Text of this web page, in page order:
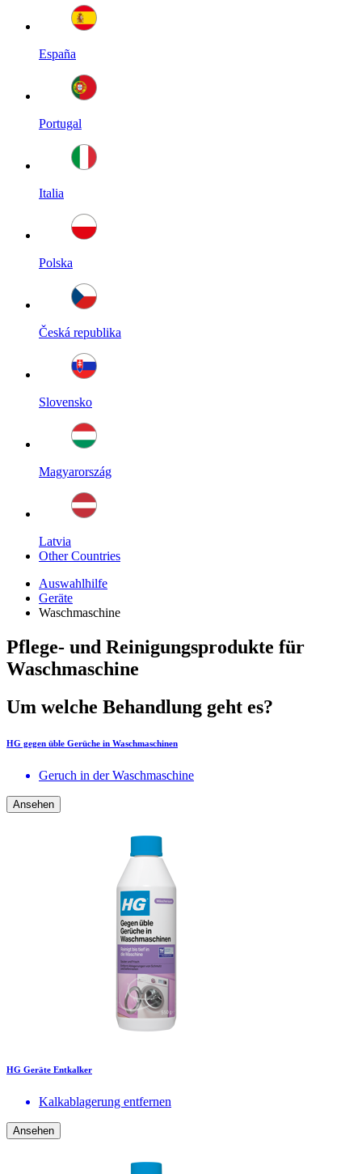
España
Portugal
Italia
Polska
Česká republika
Slovensko
Magyarország
Latvia
Other Countries
Auswahlhilfe
Geräte
Waschmaschine
Pflege- und Reinigungsprodukte für
Waschmaschine
Um welche Behandlung geht es?
HG gegen üble Gerüche in Waschmaschinen
Geruch in der Waschmaschine
Ansehen
HG Geräte Entkalker
Kalkablagerung entfernen
Ansehen